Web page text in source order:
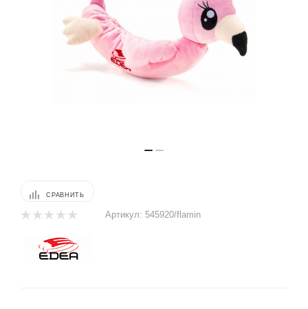
СРАВНИТЬ
Артикул: 545920/flamin